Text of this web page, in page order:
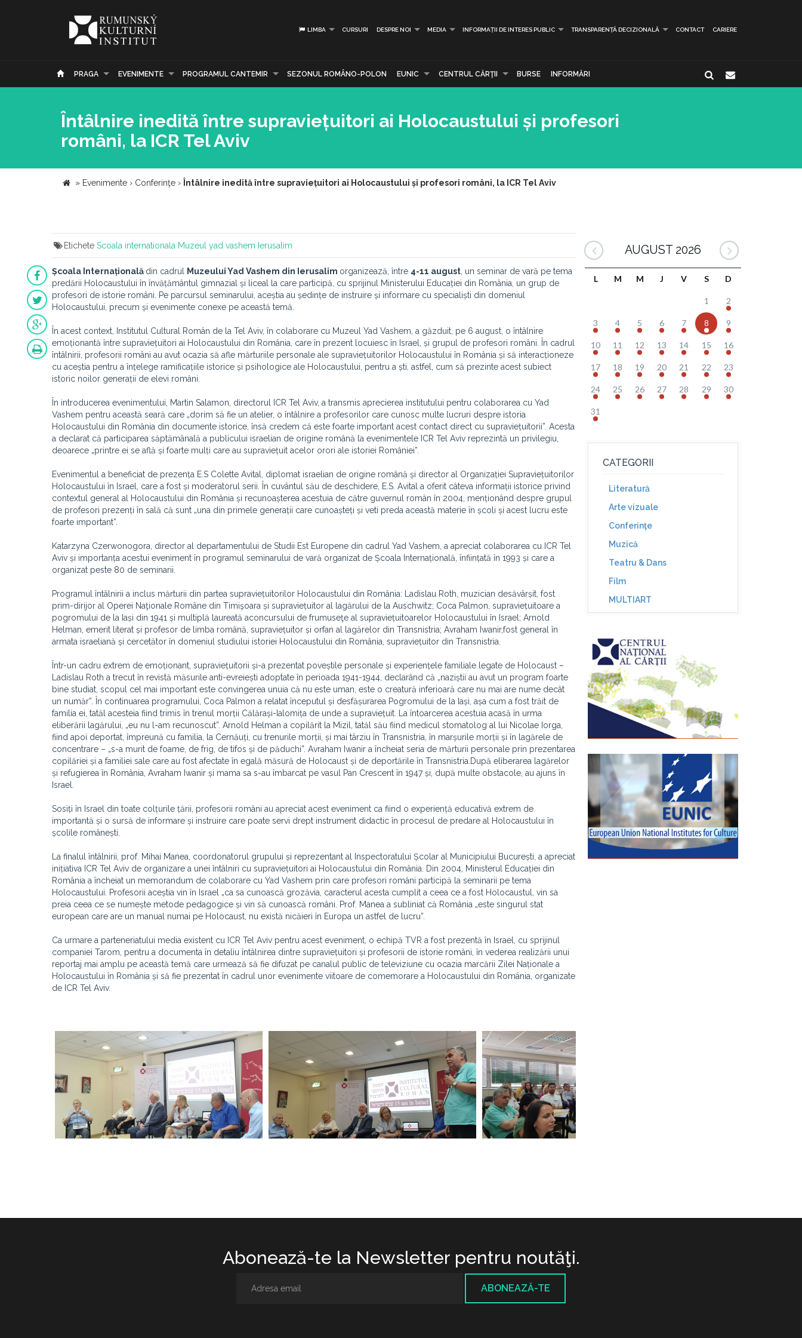
LIMBA CURSURI DESPRE NOI MEDIA INFORMAȚII DE INTERES PUBLIC TRANSPARENȚĂ DECIZIONALĂ CONTACT CARIERE
PRAGA EVENIMENTE PROGRAMUL CANTEMIR SEZONUL ROMÂNO-POLON EUNIC CENTRUL CĂRŢII BURSE INFORMĂRI
Întâlnire inedită între supraviețuitori ai Holocaustului și profesori
români, la ICR Tel Aviv
» Evenimente › Conferinţe › Întâlnire inedită între supraviețuitori ai Holocaustului și profesori români, la ICR Tel Aviv
Etichete Scoala internationala Muzeul yad vashem Ierusalim
Școala Internațională din cadrul Muzeului Yad Vashem din Ierusalim organizează, între 4-11 august , un seminar de vară pe tema
predării Holocaustului în învățământul gimnazial și liceal la care participă, cu sprijinul Ministerului Educației din România, un grup de
profesori de istorie români. Pe parcursul seminarului, aceștia au ședințe de instruire și informare cu specialiști din domeniul
Holocaustului, precum și evenimente conexe pe această temă.
În acest context, Institutul Cultural Român de la Tel Aviv, în colaborare cu Muzeul Yad Vashem, a găzduit, pe 6 august, o întâlnire
emoționantă între supraviețuitori ai Holocaustului din România, care în prezent locuiesc în Israel, și grupul de profesori români. În cadrul
întâlnirii, profesorii români au avut ocazia să afle mărturiile personale ale supraviețuitorilor Holocaustului în România și să interacționeze
cu aceștia pentru a înțelege ramificațiile istorice și psihologice ale Holocaustului, pentru a ști, astfel, cum să prezinte acest subiect
istoric noilor generații de elevi români.
În introducerea evenimentului, Martin Salamon, directorul ICR Tel Aviv, a transmis aprecierea institutului pentru colaborarea cu Yad
Vashem pentru această seară care „dorim să fie un atelier, o întâlnire a profesorilor care cunosc multe lucruri despre istoria
Holocaustului din România din documente istorice, însă credem că este foarte important acest contact direct cu supraviețuitorii”. Acesta
a declarat că participarea săptămânală a publicului israelian de origine română la evenimentele ICR Tel Aviv reprezintă un privilegiu,
deoarece „printre ei se află și foarte mulți care au supraviețuit acelor orori ale istoriei României”.
Evenimentul a beneficiat de prezența E.S Colette Avital, diplomat israelian de origine română și director al Organizației Supraviețuitorilor
Holocaustului în Israel, care a fost și moderatorul serii. În cuvântul său de deschidere, E.S. Avital a oferit câteva informații istorice privind
contextul general al Holocaustului din România și recunoașterea acestuia de către guvernul român în 2004, menționând despre grupul
de profesori prezenți în sală că sunt „una din primele generații care cunoașteți și veti preda această materie în școli și acest lucru este
foarte important”.
Katarzyna Czerwonogora, director al departamentului de Studii Est Europene din cadrul Yad Vashem, a apreciat colaborarea cu ICR Tel
Aviv și importanța acestui eveniment în programul seminarului de vară organizat de Școala Internațională, înființată în 1993 și care a
organizat peste 80 de seminarii.
Programul întâlnirii a inclus mărturii din partea supraviețuitorilor Holocaustului din România: Ladislau Roth, muzician desăvârșit, fost
prim-dirijor al Operei Naţionale Române din Timişoara și supraviețuitor al lagărului de la Auschwitz; Coca Palmon, supraviețuitoare a
pogromului de la Iași din 1941 și multiplă laureată aconcursului de frumuseţe al supraviețuitoarelor Holocaustului în Israel; Arnold
Helman, emerit literat și profesor de limba română, supraviețuitor și orfan al lagărelor din Transnistria; Avraham Iwanir,fost general în
armata israeliană și cercetător în domeniul studiului istoriei Holocaustului din România, supraviețuitor din Transnistria.
Într-un cadru extrem de emoționant, supraviețuitorii și-a prezentat poveștile personale și experiențele familiale legate de Holocaust –
Ladislau Roth a trecut în revistă măsurile anti-evreiești adoptate în perioada 1941-1944, declarând că „naziștii au avut un program foarte
bine studiat, scopul cel mai important este convingerea unuia că nu este uman, este o creatură inferioară care nu mai are nume decât
un număr”. În continuarea programului, Coca Palmon a relatat începutul și desfășurarea Pogromului de la Iași, așa cum a fost trăit de
familia ei, tatăl acesteia fiind trimis în trenul morții Călărași-Ialomița de unde a supraviețuit. La întoarcerea acestuia acasă în urma
eliberării lagărului, „eu nu l-am recunoscut”. Arnold Helman a copilărit la Mizil, tatăl său fiind medicul stomatolog al lui Nicolae Iorga,
fiind apoi deportat, împreună cu familia, la Cernăuți, cu trenurile morții, și mai târziu în Transnistria, în marșurile morții și în lagărele de
concentrare – „s-a murit de foame, de frig, de tifos și de păduchi”. Avraham Iwanir a încheiat seria de mărturii personale prin prezentarea
copilăriei și a familiei sale care au fost afectate în egală măsură de Holocaust și de deportările în Transnistria.După eliberarea lagărelor
și refugierea în România, Avraham Iwanir și mama sa s-au îmbarcat pe vasul Pan Crescent în 1947 și, după multe obstacole, au ajuns în
Israel.
Sosiți în Israel din toate colțurile țării, profesorii români au apreciat acest eveniment ca fiind o experiență educativă extrem de
importantă și o sursă de informare și instruire care poate servi drept instrument didactic în procesul de predare al Holocaustului în
școlile românești.
La finalul întâlnirii, prof. Mihai Manea, coordonatorul grupului și reprezentant al Inspectoratului Școlar al Municipiului București, a apreciat
inițiativa ICR Tel Aviv de organizare a unei întâlniri cu supraviețuitori ai Holocaustului din România. Din 2004, Ministerul Educației din
România a încheiat un memorandum de colaborare cu Yad Vashem prin care profesori români participă la seminarii pe tema
Holocaustului. Profesorii aceștia vin în Israel „ca sa cunoască grozăvia, caracterul acesta cumplit a ceea ce a fost Holocaustul, vin sa
preia ceea ce se numește metode pedagogice și vin să cunoască români. Prof. Manea a subliniat că România „este singurul stat
european care are un manual numai pe Holocaust, nu există nicăieri în Europa un astfel de lucru”.
Ca urmare a parteneriatului media existent cu ICR Tel Aviv pentru acest eveniment, o echipă TVR a fost prezentă în Israel, cu sprijinul
companiei Tarom, pentru a documenta în detaliu întâlnirea dintre supraviețuitori și profesorii de istorie români, în vederea realizării unui
reportaj mai amplu pe această temă care urmează să fie difuzat pe canalul public de televiziune cu ocazia marcării Zilei Naționale a
Holocaustului în România și să fie prezentat în cadrul unor evenimente viitoare de comemorare a Holocaustului din România, organizate
de ICR Tel Aviv.
AUGUST 2026
L M M J V S D
1 2
3 4 5 6 7 8 9
10 11 12 13 14 15 16
17 18 19 20 21 22 23
24 25 26 27 28 29 30
31
CATEGORII
Literatură
Arte vizuale
Conferinţe
Muzică
Teatru & Dans
Film
MULTIART
Abonează-te la Newsletter pentru noutăţi.
ABONEAZĂ-TE